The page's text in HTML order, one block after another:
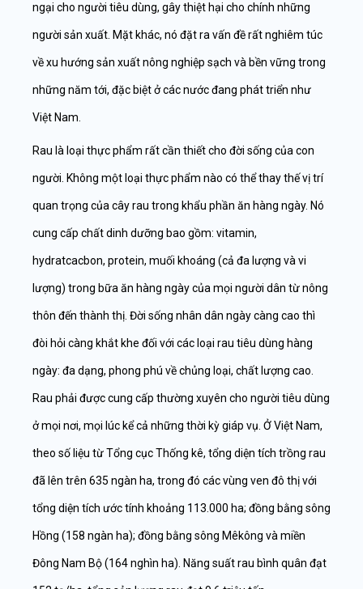
ngại cho người tiêu dùng, gây thiệt hại cho chính những
người sản xuất. Mặt khác, nó đặt ra vấn đề rất nghiêm túc
về xu hướng sản xuất nông nghiệp sạch và bền vững trong
những năm tới, đặc biệt ở các nước đang phát triển như
Việt Nam.
Rau là loại thực phẩm rất cần thiết cho đời sống của con
người. Không một loại thực phẩm nào có thể thay thế vị trí
quan trọng của cây rau trong khẩu phần ăn hàng ngày. Nó
cung cấp chất dinh dưỡng bao gồm: vitamin,
hydratcacbon, protein, muối khoáng (cả đa lượng và vi
lượng) trong bữa ăn hàng ngày của mọi người dân từ nông
thôn đến thành thị. Đời sống nhân dân ngày càng cao thì
đòi hỏi càng khắt khe đối với các loại rau tiêu dùng hàng
ngày: đa dạng, phong phú về chủng loại, chất lượng cao.
Rau phải được cung cấp thường xuyên cho người tiêu dùng
ở mọi nơi, mọi lúc kể cả những thời kỳ giáp vụ. Ở Việt Nam,
theo số liệu từ Tổng cục Thống kê, tổng diện tích trồng rau
đã lên trên 635 ngàn ha, trong đó các vùng ven đô thị với
tổng diện tích ước tính khoảng 113.000 ha; đồng bằng sông
Hồng (158 ngàn ha); đồng bằng sông Mêkông và miền
Đông Nam Bộ (164 nghìn ha). Năng suất rau bình quân đạt